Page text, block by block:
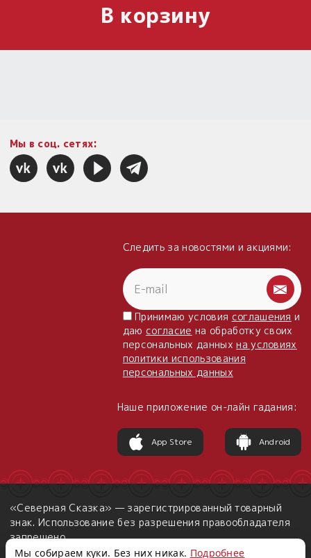
В корзину
Мы в соц. сетях:
Следить за новостями и акциями:
Принимаю условия соглашения и
даю согласие на обработку своих
персональных данныхна условиях
политики использования
персональных данных
Наше приложение он-лайн гадания:
App Store Android
«Северная Сказка» — зарегистрированный товарный
знак. Использование без разрешения правообладателя
запрещено.
Мы собираем куки. Без них никак. Подробнее